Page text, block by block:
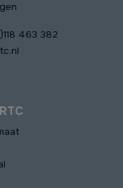
463 382